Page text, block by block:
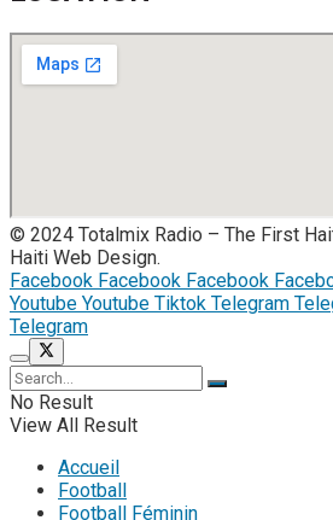
© 2024 Totalmix Radio – The First
Haiti Web Design.
Facebook Facebook Facebook
Youtube Youtube Tiktok Telegram
Telegram
No Result
View All Result
Accueil
Football
Football Féminin